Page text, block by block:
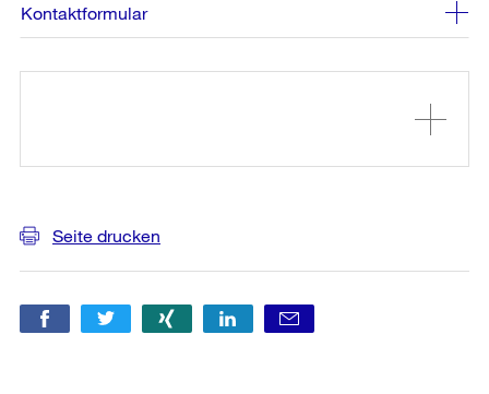
Kontaktformular
Seite drucken